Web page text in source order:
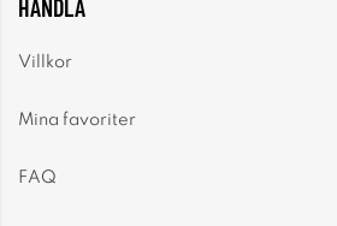
HANDLA
Villkor
Mina favoriter
FAQ